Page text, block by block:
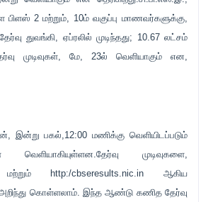
பிளஸ் 2 மற்றும், 10ம் வகுப்பு மாணவர்களுக்கு,
துவங்கி, ஏப்ரலில் முடிந்தது; 10.67 லட்சம்
முடிவுகள், மே, 23ல் வெளியாகும் என,
இன்று பகல்,12:00 மணிக்கு வெளியிடப்படும்
முடிவுகளை,
மற்றும் http:/cbseresults.nic.in ஆகிய
கொள்ளலாம். இந்த ஆண்டு கணித தேர்வு